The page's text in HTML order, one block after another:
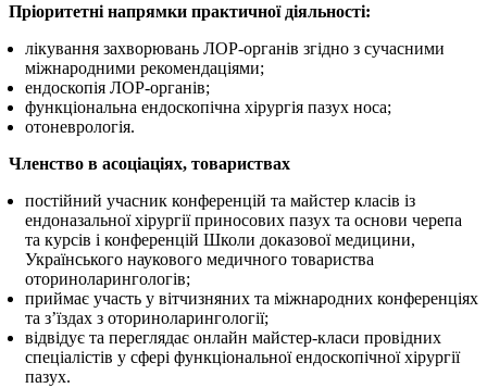
Пріоритетні напрямки практичної діяльності:
лікування захворювань ЛОР-органів згідно з сучасними
міжнародними рекомендаціями;
ендоскопія ЛОР-органів;
функціональна ендоскопічна хірургія пазух носа;
отоневрологія.
Членство в асоціаціях, товариствах
постійний учасник конференцій та майстер класів із
ендоназальної хірургії приносових пазух та основи черепа
та курсів і конференцій Школи доказової медицини,
Українського наукового медичного товариства
оториноларингологів;
приймає участь у вітчизняних та міжнародних конференціях
та з’їздах з оториноларингології;
відвідує та переглядає онлайн майстер-класи провідних
спеціалістів у сфері функціональної ендоскопічної хірургії
пазух.